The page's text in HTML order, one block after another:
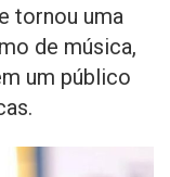
tornou uma
de música,
um público